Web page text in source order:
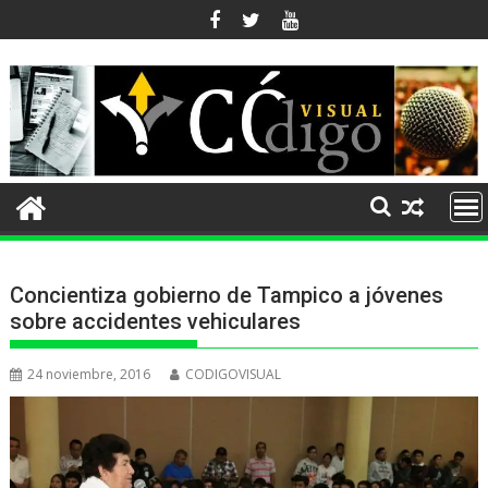
al
contenido
Concientiza gobierno de Tampico a jóvenes
sobre accidentes vehiculares
24 noviembre, 2016 CODIGOVISUAL